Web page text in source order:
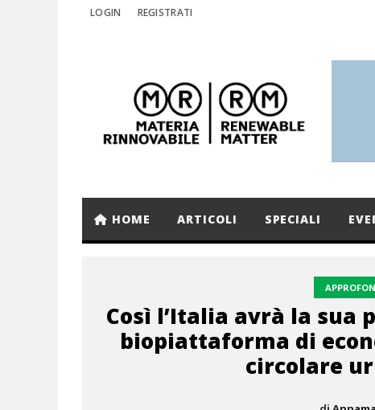
LOGIN REGISTRATI
HOME ARTICOLI SPECIALI
Così l’Italia avrà la sua
biopiattaforma di
circolare